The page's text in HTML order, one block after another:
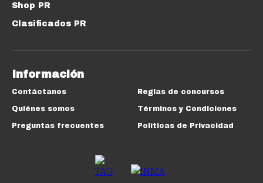
Shop PR
Clasificados PR
Información
Contáctanos
Quiénes somos
Preguntas frecuentes
Reglas de concursos
Términos y Condiciones
Políticas de Privacidad